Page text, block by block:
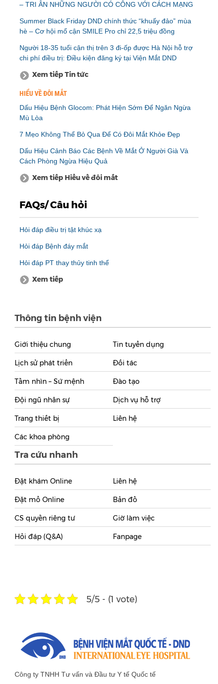
– TRI ÂN NHỮNG NGƯỜI CÓ CÔNG VỚI CÁCH MẠNG
Summer Black Friday DND chính thức “khuấy đảo” mùa
hè – Cơ hội mổ cận SMILE Pro chỉ 22,5 triệu đồng
Người 18-35 tuổi cận thị trên 3 đi-ốp được Hà Nội hỗ trợ
chi phí điều trị: Điều kiện đăng ký tại Viện Mắt DND
Xem tiếp Tin tức
HIỂU VỀ ĐÔI MẮT
Dấu Hiệu Bệnh Glocom: Phát Hiện Sớm Để Ngăn Ngừa
Mù Lòa
7 Mẹo Không Thể Bỏ Qua Để Có Đôi Mắt Khỏe Đẹp
Dấu Hiệu Cảnh Báo Các Bệnh Về Mắt Ở Người Già Và
Cách Phòng Ngừa Hiệu Quả
Xem tiếp Hiểu về đôi mắt
FAQs/ Câu hỏi
Hỏi đáp điều trị tật khúc xạ
Hỏi đáp Bệnh đáy mắt
Hỏi đáp PT thay thủy tinh thể
Xem tiếp
Thông tin bệnh viện
Giới thiệu chung
Lịch sử phát triển
Tầm nhìn – Sứ mệnh
Đội ngũ nhân sự
Trang thiết bị
Các khoa phòng
Tin tuyển dụng
Đối tác
Đào tạo
Dịch vụ hỗ trợ
Liên hệ
Tra cứu nhanh
Đặt khám Online
Đặt mổ Online
CS quyền riêng tư
Hỏi đáp (Q&A)
Liên hệ
Bản đồ
Giờ làm việc
Fanpage
5/5 - (1 vote)
Công ty TNHH Tư vấn và Đầu tư Y tế Quốc tế